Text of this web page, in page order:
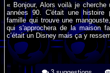
« Bonjour, Alors voilà je
années 90. C'était une histoire
famille qui trouve une
qui s'approchera de la maison
c’était un Disney mais ça y